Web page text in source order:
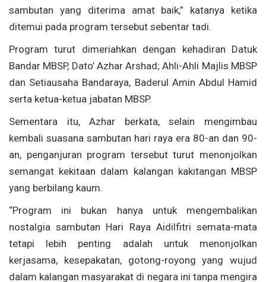
sambutan yang diterima amat baik,” katanya ketika
ditemui pada program tersebut sebentar tadi.
Program turut dimeriahkan dengan kehadiran Datuk
Bandar MBSP, Dato’ Azhar Arshad; Ahli-Ahli Majlis MBSP
dan Setiausaha Bandaraya, Baderul Amin Abdul Hamid
serta ketua-ketua jabatan MBSP.
Sementara itu, Azhar berkata, selain mengimbau
kembali suasana sambutan hari raya era 80-an dan 90-
an, penganjuran program tersebut turut menonjolkan
semangat kekitaan dalam kalangan kakitangan MBSP
yang berbilang kaum.
“Program ini bukan hanya untuk mengembalikan
nostalgia sambutan Hari Raya Aidilfitri semata-mata
tetapi lebih penting adalah untuk menonjolkan
kerjasama, kesepakatan, gotong-royong yang wujud
dalam kalangan masyarakat di negara ini tanpa mengira